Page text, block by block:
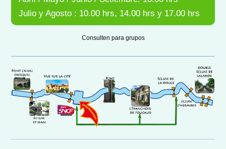
Julio y Agosto : 10.00 hrs, 14.00 hrs y 17.00 hrs
Consulten para grupos